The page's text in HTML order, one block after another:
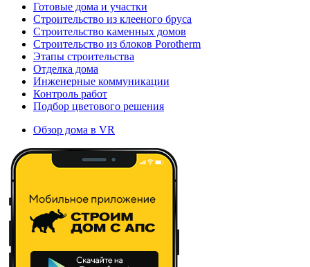
Готовые дома и участки
Строительство из клееного бруса
Строительство каменных домов
Строительство из блоков Porotherm
Этапы строительства
Отделка дома
Инженерные коммуникации
Контроль работ
Подбор цветового решения
Обзор дома в VR